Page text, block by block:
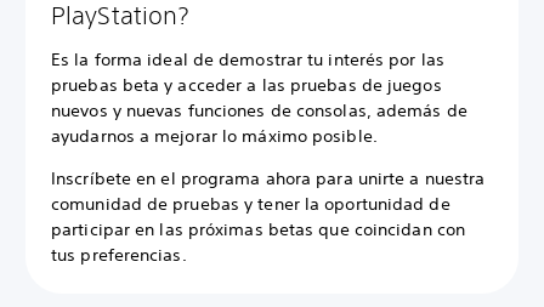
PlayStation?
Es la forma ideal de demostrar tu interés por las
pruebas beta y acceder a las pruebas de juegos
nuevos y nuevas funciones de consolas, además de
ayudarnos a mejorar lo máximo posible.
Inscríbete en el programa ahora para unirte a nuestra
comunidad de pruebas y tener la oportunidad de
participar en las próximas betas que coincidan con
tus preferencias.